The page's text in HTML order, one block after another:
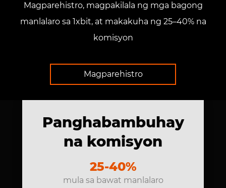
Magparehistro, magpakilala ng mga bagong
manlalaro sa 1xbit, at makakuha ng 25–40% na
komisyon
Magparehistro
Panghabambuhay
na komisyon
25-40%
mula sa bawat manlalaro